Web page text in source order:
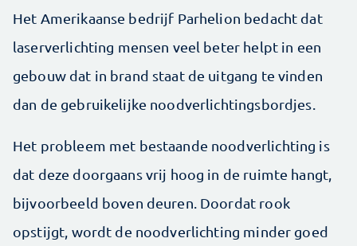
Het Amerikaanse bedrijf Parhelion bedacht dat
laserverlichting mensen veel beter helpt in een
gebouw dat in brand staat de uitgang te vinden
dan de gebruikelijke noodverlichtingsbordjes.
Het probleem met bestaande noodverlichting is
dat deze doorgaans vrij hoog in de ruimte hangt,
bijvoorbeeld boven deuren. Doordat rook
opstijgt, wordt de noodverlichting minder goed